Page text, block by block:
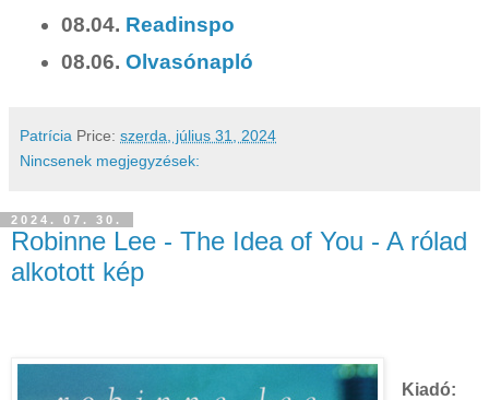
08.04. Readinspo
08.06.Olvasónapló
Patrícia Price: szerda, július 31, 2024
Nincsenek megjegyzések:
2024. 07. 30.
Robinne Lee - The Idea of You - A rólad
alkotott kép
Kiadó: